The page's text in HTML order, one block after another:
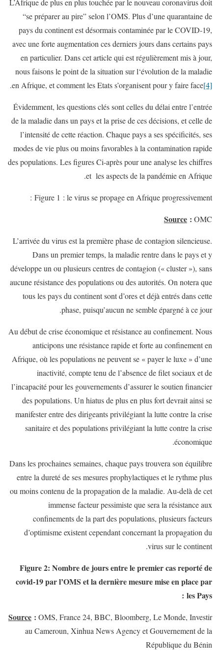
L’Afrique de plus en plus touchée par le nouveau coronavirus doit
“se préparer au pire” selon l’OMS. Plus d’une quarantaine de
pays du continent est désormais contaminée par le COVID-19,
avec une forte augmentation ces derniers jours dans certains pays
en particulier. Dans cet article qui est régulièrement mis à jour,
nous faisons le point de la situation sur l‘évolution de la maladie
en Afrique, et comment les Etats s’organisent pour y faire face[4]
.
Évidemment, les questions clés sont celles du délai entre l’entrée
de la maladie dans un pays et la prise de ces décisions, et celle de
l’intensité de cette réaction. Chaque pays a ses spécificités, ses
modes de vie plus ou moins favorables à la contamination rapide
des populations. Les figures Ci-après pour une analyse les chiffres
et les aspects de la pandémie en Afrique.
Figure 1 : le virus se propage en Afrique progressivement :
Source : OMC
L’arrivée du virus est la première phase de contagion silencieuse.
Dans un premier temps, la maladie rentre dans le pays et y
développe un ou plusieurs centres de contagion (« cluster »), sans
aucune résistance des populations ou des autorités. On notera que
tous les pays du continent sont d’ores et déjà entrés dans cette
phase, puisqu’aucun ne semble épargné à ce jour.
Au début de crise économique et résistance au confinement. Nous
anticipons une résistance rapide et forte au confinement en
Afrique, où les populations ne peuvent se « payer le luxe » d’une
inactivité, compte tenu de l’absence de filet sociaux et de
l’incapacité pour les gouvernements d’assurer le soutien financier
des populations. Un hiatus de plus en plus fort devrait ainsi se
manifester entre des dirigeants privilégiant la lutte contre la crise
sanitaire et des populations privilégiant la lutte contre la crise
économique.
Dans les prochaines semaines, chaque pays trouvera son équilibre
entre la dureté de ses mesures prophylactiques et le rythme plus
ou moins contenu de la propagation de la maladie. Au-delà de cet
immense facteur pessimiste que sera la résistance aux
confinements de la part des populations, plusieurs facteurs
d’optimisme existent cependant concernant la propagation du
virus sur le continent.
Figure 2: Nombre de jours entre le premier cas reporté de
covid-19 par l’OMS et la dernière mesure mise en place par
les Pays :
Source : OMS, France 24, BBC, Bloomberg, Le Monde, Investir
au Cameroun, Xinhua News Agency et Gouvernement de la
République du Bénin